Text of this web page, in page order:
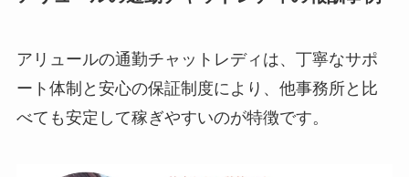
アリュールの通勤チャットレディは、丁寧なサポ
ート体制と安心の保証制度により、他事務所と比
べても安定して稼ぎやすいのが特徴です。